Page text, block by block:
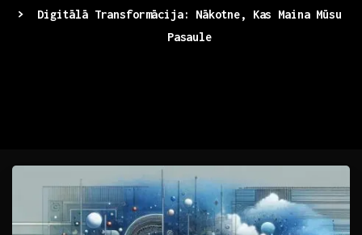
Digitālā Transformācija: Nākotne, Kas Maina Mūsu
Pasaule